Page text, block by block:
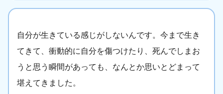
自分が生きている感じがしないんです。今まで生き
てきて、衝動的に自分を傷つけたり、死んでしまお
うと思う瞬間があっても、なんとか思いとどまって
堪えてきました。